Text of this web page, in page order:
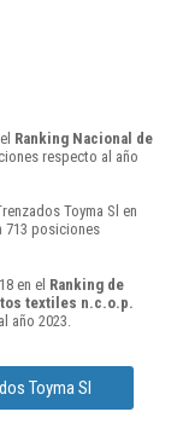
Ranking Nacional de
respecto al año
Toyma Sl en
713 posiciones
en el Ranking de
textiles n.c.o.p.
año 2023.
Toyma Sl